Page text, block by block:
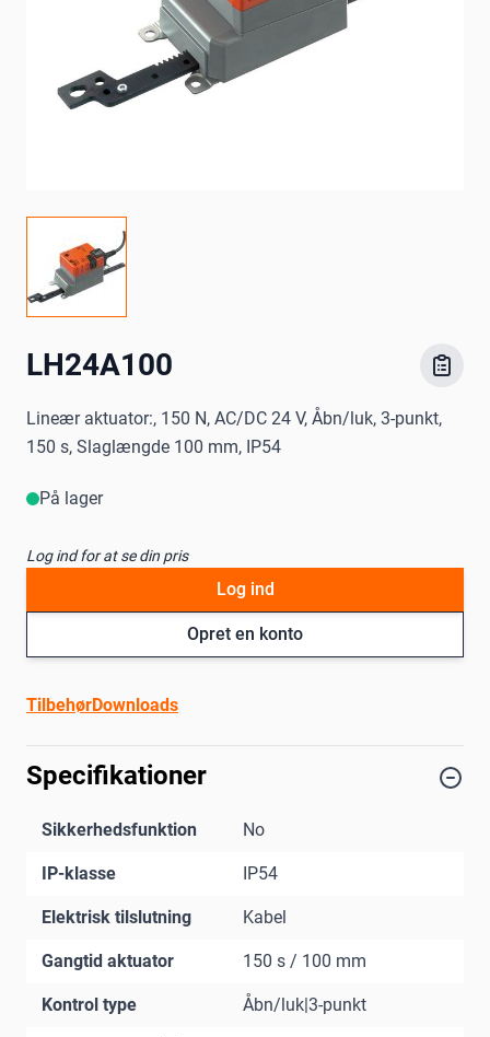
LH24A100
Lineær aktuator:, 150 N, AC/DC 24 V, Åbn/luk, 3-punkt,
150 s, Slaglængde 100 mm, IP54
På lager
Log ind for at se din pris
Opret en konto
Log ind
TilbehørDownloads
Specifikationer
Sikkerhedsfunktion No
IP-klasse IP54
Elektrisk tilslutning Kabel
Gangtid aktuator 150 s / 100 mm
Kontrol type Åbn/luk|3-punkt